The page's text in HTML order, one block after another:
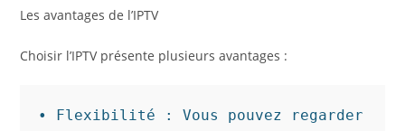
Les avantages de l’IPTV
Choisir l’IPTV présente plusieurs avantages :
• Flexibilité : Vous pouvez regarder